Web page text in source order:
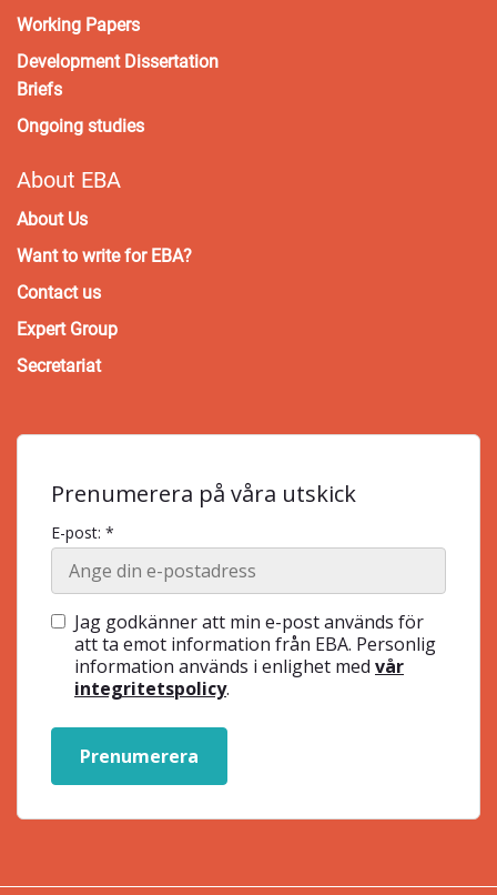
Working Papers
Development Dissertation
Briefs
Ongoing studies
About EBA
About Us
Want to write for EBA?
Contact us
Expert Group
Secretariat
Prenumerera på våra utskick
E-post: *
Jag godkänner att min e-post används för
att ta emot information från EBA. Personlig
information används i enlighet med vår
integritetspolicy.
Prenumerera